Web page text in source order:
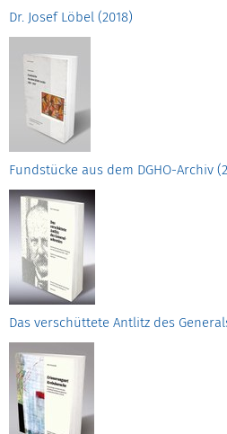
Dr. Josef Löbel (2018)
Fundstücke aus dem DGHO-Archiv
Das verschüttete Antlitz des